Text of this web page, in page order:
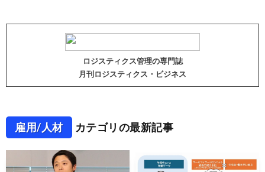
ロジスティクス管理の専門誌
月刊ロジスティクス・ビジネス
雇用/人材 カテゴリの最新記事